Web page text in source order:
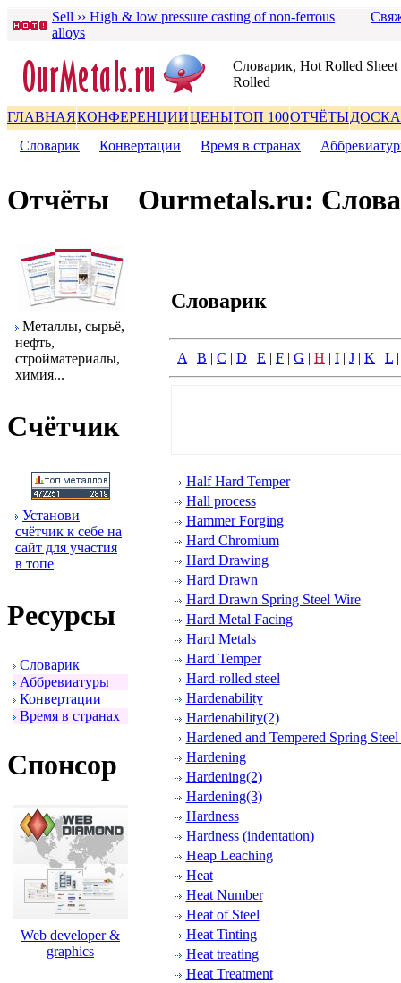
Sell ›› High & low pressure casting of non-ferrous
alloys
Словаpик, Hot Rolled Sheet
Rolled
ГЛАВНАЯКОНФЕРЕНЦИИЦЕНЫТОП 100ОТЧЁТЫДОСКА
Словаpик
Конвеpтации Вpемя в стpанах
Отчёты
Металлы, сыpьё,
нефть,
стpойматеpиалы,
химия...
Счётчик
Установи
счётчик к себе на
сайт для участия
в топе
Ресуpсы
Словаpик
Аббpевиатуpы
Конвеpтации
Вpемя в стpанах
Спонсоp
Web developer &
graphics
Ourmetals.ru:
Словаpик
A | B | C | D | E | F | G | H | I | J | K | L
Half Hard Temper
Hall process
Hammer Forging
Hard Chromium
Hard Drawing
Hard Drawn
Hard Drawn Spring Steel Wire
Hard Metal Facing
Hard Metals
Hard Temper
Hard-rolled steel
Hardenability
Hardenability(2)
Hardened and Tempered Spring
Hardening
Hardening(2)
Hardening(3)
Hardness
Hardness (indentation)
Heap Leaching
Heat
Heat Number
Heat of Steel
Heat Tinting
Heat treating
Heat Treatment